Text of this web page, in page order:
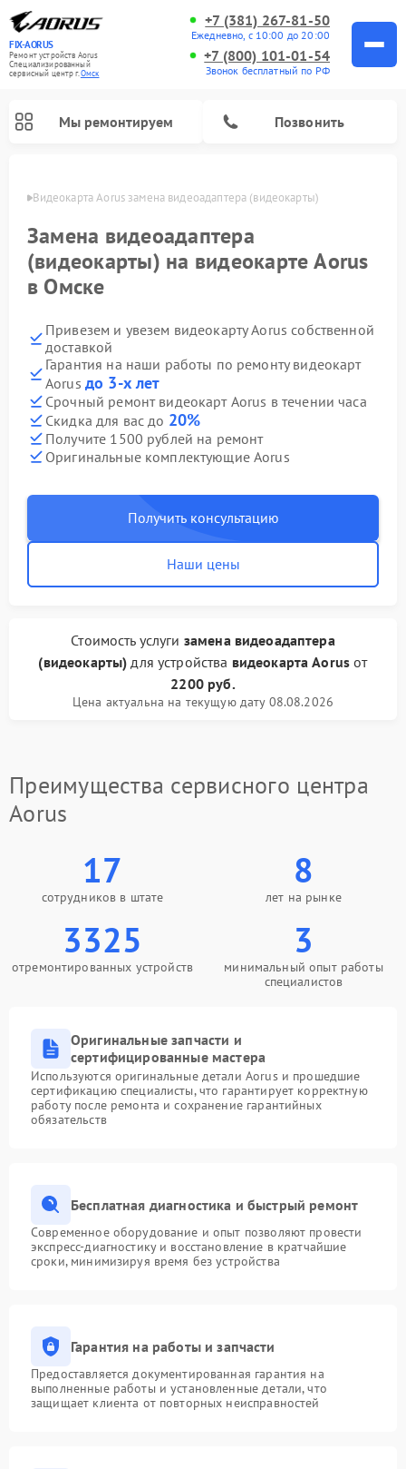
FIX-AORUS
Ремонт устройств Aorus
Специализированный
cервисный центр г.Омск
+7 (381) 267-81-50
Ежедневно, с 10:00 до 20:00
+7 (800) 101-01-54
Звонок бесплатный по РФ
Мы ремонтируем Позвонить
Видеокарта Aorus замена видеоадаптера (видеокарты)
Замена видеоадаптера
(видеокарты) на видеокарте Aorus
в Омске
Привезем и увезем видеокарту Aorus собственной
доставкой
Гарантия на наши работы по ремонту видеокарт
Aorus до 3-х лет
Срочный ремонт видеокарт Aorus в течении часа
Скидка для вас до 20%
Получите 1500 рублей на ремонт
Оригинальные комплектующие Aorus
Получить консультацию
Наши цены
Стоимость услуги замена видеоадаптера
(видеокарты) для устройства видеокарта Aorus от
2200 руб.
Цена актуальна на текущую дату 08.08.2026
Преимущества сервисного центра
Aorus
17
сотрудников в штате
8
лет на рынке
3325
отремонтированных устройств
3
минимальный опыт работы
специалистов
Оригинальные запчасти и
сертифицированные мастера
Используются оригинальные детали Aorus и прошедшие
сертификацию специалисты, что гарантирует корректную
работу после ремонта и сохранение гарантийных
обязательств
Бесплатная диагностика и быстрый ремонт
Современное оборудование и опыт позволяют провести
экспресс-диагностику и восстановление в кратчайшие
сроки, минимизируя время без устройства
Гарантия на работы и запчасти
Предоставляется документированная гарантия на
выполненные работы и установленные детали, что
защищает клиента от повторных неисправностей